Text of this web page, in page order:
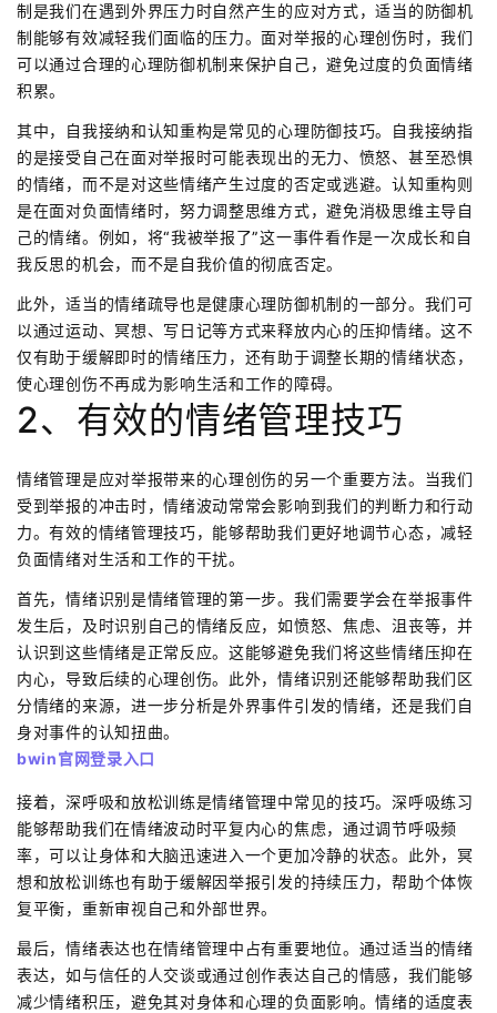
制是我们在遇到外界压力时自然产生的应对方式，适当的防御机
制能够有效减轻我们面临的压力。面对举报的心理创伤时，我们
可以通过合理的心理防御机制来保护自己，避免过度的负面情绪
积累。
其中，自我接纳和认知重构是常见的心理防御技巧。自我接纳指
的是接受自己在面对举报时可能表现出的无力、愤怒、甚至恐惧
的情绪，而不是对这些情绪产生过度的否定或逃避。认知重构则
是在面对负面情绪时，努力调整思维方式，避免消极思维主导自
己的情绪。例如，将“我被举报了”这一事件看作是一次成长和自
我反思的机会，而不是自我价值的彻底否定。
此外，适当的情绪疏导也是健康心理防御机制的一部分。我们可
以通过运动、冥想、写日记等方式来释放内心的压抑情绪。这不
仅有助于缓解即时的情绪压力，还有助于调整长期的情绪状态，
使心理创伤不再成为影响生活和工作的障碍。
2、有效的情绪管理技巧
情绪管理是应对举报带来的心理创伤的另一个重要方法。当我们
受到举报的冲击时，情绪波动常常会影响到我们的判断力和行动
力。有效的情绪管理技巧，能够帮助我们更好地调节心态，减轻
负面情绪对生活和工作的干扰。
首先，情绪识别是情绪管理的第一步。我们需要学会在举报事件
发生后，及时识别自己的情绪反应，如愤怒、焦虑、沮丧等，并
认识到这些情绪是正常反应。这能够避免我们将这些情绪压抑在
内心，导致后续的心理创伤。此外，情绪识别还能够帮助我们区
分情绪的来源，进一步分析是外界事件引发的情绪，还是我们自
身对事件的认知扭曲。
bwin官网登录入口
接着，深呼吸和放松训练是情绪管理中常见的技巧。深呼吸练习
能够帮助我们在情绪波动时平复内心的焦虑，通过调节呼吸频
率，可以让身体和大脑迅速进入一个更加冷静的状态。此外，冥
想和放松训练也有助于缓解因举报引发的持续压力，帮助个体恢
复平衡，重新审视自己和外部世界。
最后，情绪表达也在情绪管理中占有重要地位。通过适当的情绪
表达，如与信任的人交谈或通过创作表达自己的情感，我们能够
减少情绪积压，避免其对身体和心理的负面影响。情绪的适度表